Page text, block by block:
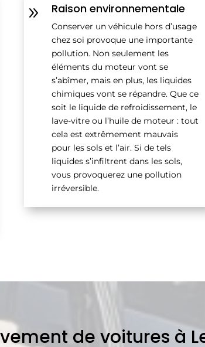
9 Raison environnementale
Conserver un véhicule hors d’usage
chez soi provoque une importante
pollution. Non seulement les
éléments du moteur vont se
s’abîmer, mais en plus, les liquides
chimiques vont se répandre. Que ce
soit le liquide de refroidissement, le
lave-vitre ou l’huile de moteur : tout
cela est extrêmement mauvais
pour les sols et l’air. Si de tels
liquides s’infiltrent dans les sols,
vous provoquerez une pollution
irréversible.
de voitures à